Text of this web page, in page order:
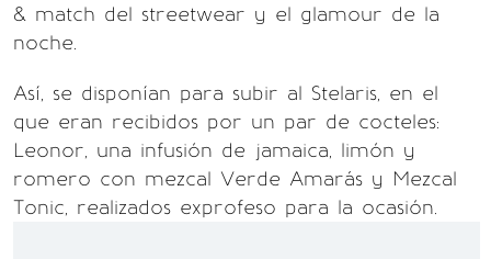
& match del streetwear y el glamour de la
noche.
Así, se disponían para subir al Stelaris, en el
que eran recibidos por un par de cocteles:
Leonor, una infusión de jamaica, limón y
romero con mezcal Verde Amarás y Mezcal
Tonic, realizados exprofeso para la ocasión.